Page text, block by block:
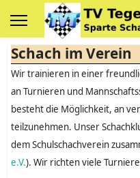
Schach im Verein
Wir trainieren in einer
an Turnieren und
besteht die Möglichkeit, an
teilzunehmen. Unser
dem Schulschachverein
e.V.). Wir richten viele